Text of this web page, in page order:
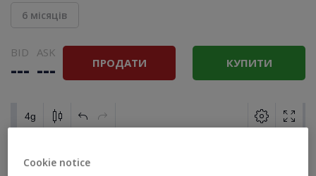
6 місяців
BID
---
ASK
--- ПРОДАТИ КУПИТИ
Cookie notice